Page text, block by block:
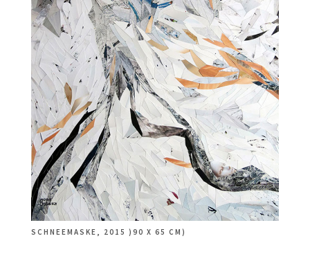
SCHNEEMASKE, 2015 )90 X 65 CM)